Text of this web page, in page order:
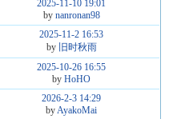
2025-11-10 19:01
by nanronan98
2025-11-2 16:53
by 旧时秋雨
2025-10-26 16:55
byHoHO
2026-2-3 14:29
byAyakoMai